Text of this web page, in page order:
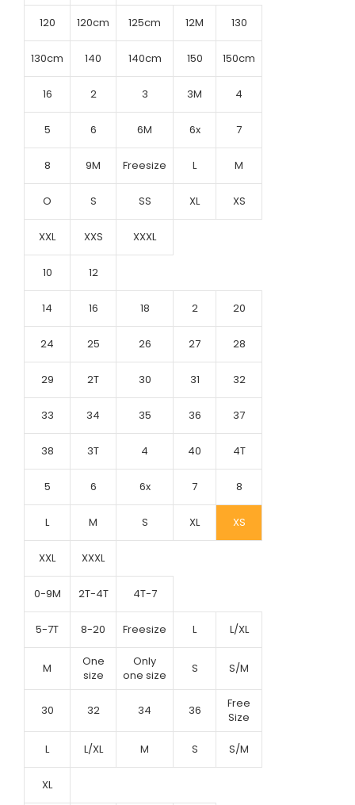
120 120cm 125cm 12M 130
130cm 140 140cm 150 150cm
16 2 3 3M 4
5 6 6M 6x 7
8 9M Freesize L M
O S SS XL XS
XXL XXS XXXL
10 12
14 16 18 2 20
24 25 26 27 28
29 2T 30 31 32
33 34 35 36 37
38 3T 4 40 4T
5 6 6x 7 8
L M S XL XS
XXL XXXL
0-9M 2T-4T 4T-7
5-7T 8-20 Freesize L L/XL
M
One
size
Only
one size
S S/M
30 32 34 36
Free
Size
L L/XL M S S/M
XL